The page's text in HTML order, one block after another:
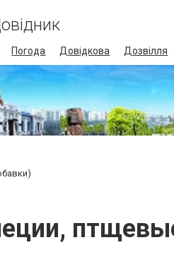
Погода Довідкова Дозвілля